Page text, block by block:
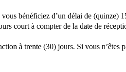
bénéficiez d’un délai de
court à compter de la date de
à trente (30) jours. Si vous